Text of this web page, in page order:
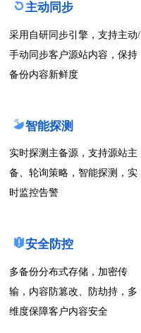
主动同步
采用自研同步引擎，支持主动/
手动同步客户源站内容，保持
备份内容新鲜度
智能探测
实时探测主备源，支持源站主
备、轮询策略，智能探测，实
时监控告警
安全防控
多备份分布式存储，加密传
输，内容防篡改、防劫持，多
维度保障客户内容安全